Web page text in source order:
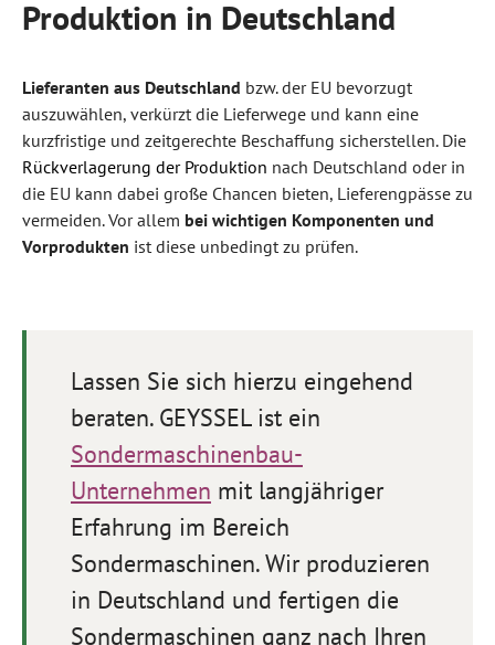
Produktion in Deutschland
Lieferanten aus Deutschland bzw. der EU bevorzugt
auszuwählen, verkürzt die Lieferwege und kann eine
kurzfristige und zeitgerechte Beschaffung sicherstellen. Die
Rückverlagerung der Produktion nach Deutschland oder in
die EU kann dabei große Chancen bieten, Lieferengpässe zu
vermeiden. Vor allem bei wichtigen Komponenten und
Vorprodukten ist diese unbedingt zu prüfen.
Lassen Sie sich hierzu eingehend
beraten. GEYSSEL ist ein
Sondermaschinenbau-
Unternehmen mit langjähriger
Erfahrung im Bereich
Sondermaschinen. Wir produzieren
in Deutschland und fertigen die
Sondermaschinen ganz nach Ihren